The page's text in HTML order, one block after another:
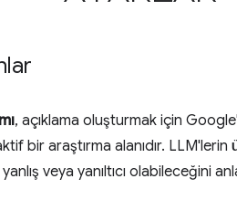
, açıklama oluşturmak için
bir araştırma alanıdır.
veya yanıltıcı olabileceğini